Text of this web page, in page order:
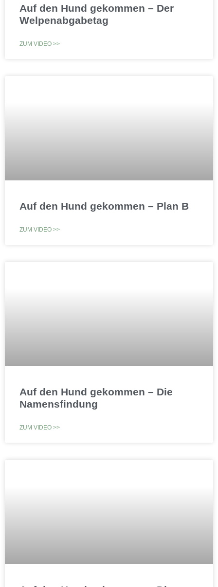
Auf den Hund gekommen – Der
Welpenabgabetag
ZUM VIDEO >>
Auf den Hund gekommen – Plan B
ZUM VIDEO >>
Auf den Hund gekommen – Die
Namensfindung
ZUM VIDEO >>